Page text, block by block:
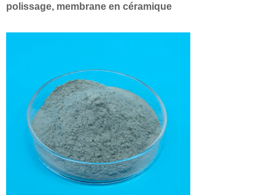
polissage, membrane en céramique